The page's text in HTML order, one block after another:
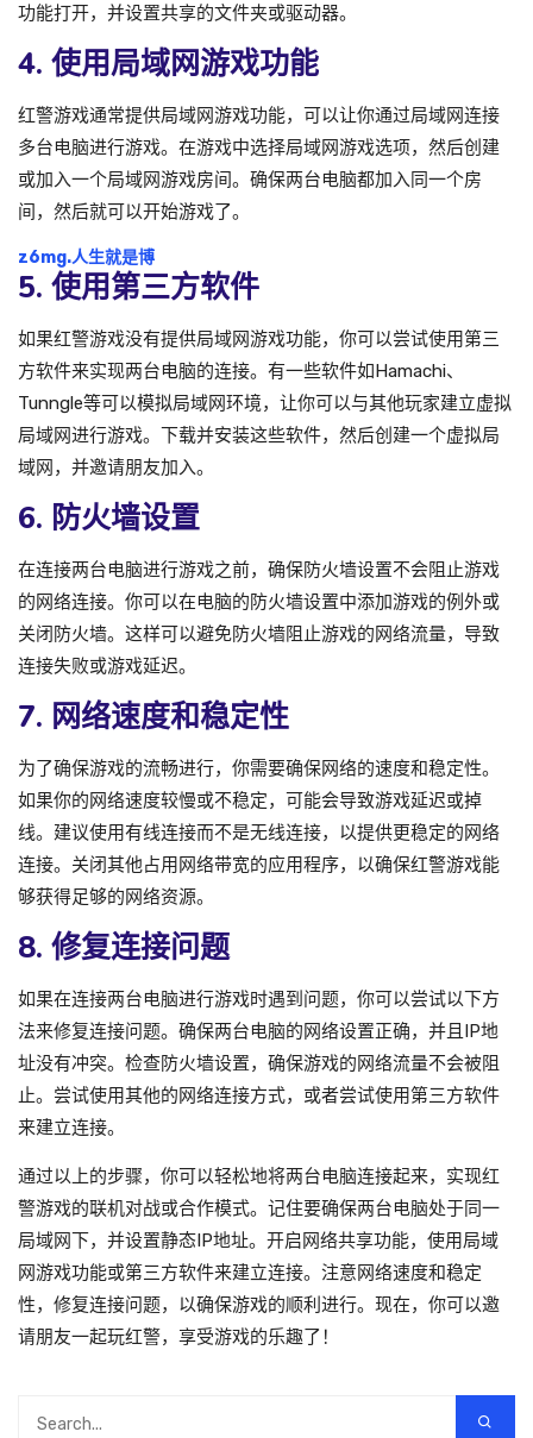
功能打开，并设置共享的文件夹或驱动器。
4. 使用局域网游戏功能
红警游戏通常提供局域网游戏功能，可以让你通过局域网连接
多台电脑进行游戏。在游戏中选择局域网游戏选项，然后创建
或加入一个局域网游戏房间。确保两台电脑都加入同一个房
间，然后就可以开始游戏了。
z6mg.人生就是博
5. 使用第三方软件
如果红警游戏没有提供局域网游戏功能，你可以尝试使用第三
方软件来实现两台电脑的连接。有一些软件如Hamachi、
Tunngle等可以模拟局域网环境，让你可以与其他玩家建立虚拟
局域网进行游戏。下载并安装这些软件，然后创建一个虚拟局
域网，并邀请朋友加入。
6. 防火墙设置
在连接两台电脑进行游戏之前，确保防火墙设置不会阻止游戏
的网络连接。你可以在电脑的防火墙设置中添加游戏的例外或
关闭防火墙。这样可以避免防火墙阻止游戏的网络流量，导致
连接失败或游戏延迟。
7. 网络速度和稳定性
为了确保游戏的流畅进行，你需要确保网络的速度和稳定性。
如果你的网络速度较慢或不稳定，可能会导致游戏延迟或掉
线。建议使用有线连接而不是无线连接，以提供更稳定的网络
连接。关闭其他占用网络带宽的应用程序，以确保红警游戏能
够获得足够的网络资源。
8. 修复连接问题
如果在连接两台电脑进行游戏时遇到问题，你可以尝试以下方
法来修复连接问题。确保两台电脑的网络设置正确，并且IP地
址没有冲突。检查防火墙设置，确保游戏的网络流量不会被阻
止。尝试使用其他的网络连接方式，或者尝试使用第三方软件
来建立连接。
通过以上的步骤，你可以轻松地将两台电脑连接起来，实现红
警游戏的联机对战或合作模式。记住要确保两台电脑处于同一
局域网下，并设置静态IP地址。开启网络共享功能，使用局域
网游戏功能或第三方软件来建立连接。注意网络速度和稳定
性，修复连接问题，以确保游戏的顺利进行。现在，你可以邀
请朋友一起玩红警，享受游戏的乐趣了！